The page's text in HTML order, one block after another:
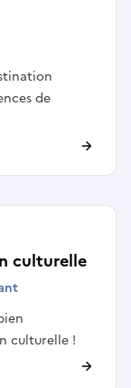
de
culturelle
culturelle !